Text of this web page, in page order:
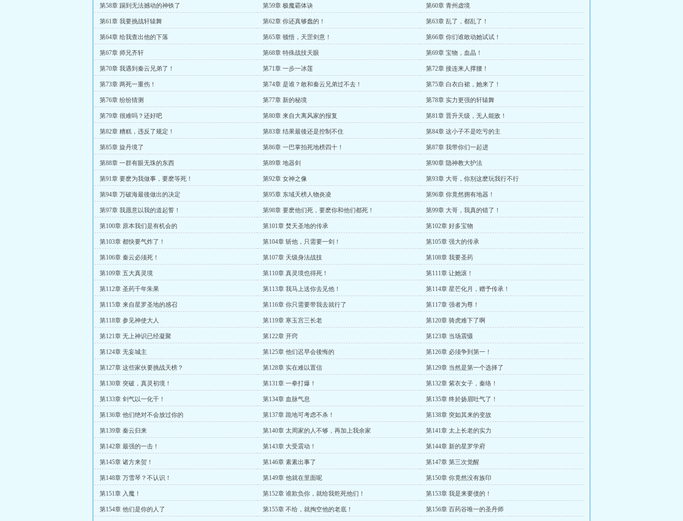
第58章 踢到无法撼动的神铁了 第59章 极魔霸体诀 第60章 青州虚境
第61章 我要挑战轩辕舞 第62章 你还真够蠢的！ 第63章 乱了，都乱了！
第64章 给我查出他的下落 第65章 顿悟，天罡剑意！ 第66章 你们谁敢动她试试！
第67章 师兄齐轩 第68章 特殊战技天眼 第69章 宝物，血晶！
第70章 我遇到秦云兄弟了！ 第71章 一步一冰莲 第72章 接连来人撑腰！
第73章 两死一重伤！ 第74章 是谁？敢和秦云兄弟过不去！ 第75章 白衣白裙，她来了！
第76章 纷纷猜测 第77章 新的秘境 第78章 实力更强的轩辕舞
第79章 很难吗？还好吧 第80章 来自大离风家的报复 第81章 晋升天级，无人能敌！
第82章 糟糕，违反了规定！ 第83章 结果最後还是控制不住 第84章 这小子不是吃亏的主
第85章 旋丹境了 第86章 一巴掌拍死地榜四十！ 第87章 我带你们一起进
第88章 一群有眼无珠的东西 第89章 地器剑 第90章 隐神教大护法
第91章 要麽为我做事，要麽等死！ 第92章 女神之像 第93章 大哥，你别这麽玩我行不行
第94章 万破海最後做出的决定 第95章 东域天榜人物炎凌 第96章 你竟然拥有地器！
第97章 我愿意以我的道起誓！ 第98章 要麽他们死，要麽你和他们都死！ 第99章 大哥，我真的错了！
第100章 原本我们是有机会的 第101章 焚天圣地的传承 第102章 好多宝物
第103章 都快要气炸了！ 第104章 斩他，只需要一剑！ 第105章 强大的传承
第106章 秦云必须死！ 第107章 天级身法战技 第108章 我要圣药
第109章 五大真灵境 第110章 真灵境也得死！ 第111章 让她滚！
第112章 圣药千年朱果 第113章 我马上送你去见他！ 第114章 星芒化月，赠予传承！
第115章 来自星罗圣地的感召 第116章 你只需要带我去就行了 第117章 强者为尊！
第118章 参见神使大人 第119章 寒玉宫三长老 第120章 骑虎难下了啊
第121章 无上神识已经凝聚 第122章 开窍 第123章 当场震慑
第124章 无妄城主 第125章 他们迟早会後悔的 第126章 必须争到第一！
第127章 这些家伙要挑战天榜？ 第128章 实在难以置信 第129章 当然是第一个选择了
第130章 突破，真灵初境！ 第131章 一拳打爆！ 第132章 紫衣女子，秦络！
第133章 剑气以一化千！ 第134章 血脉气息 第135章 终於扬眉吐气了！
第136章 他们绝对不会放过你的 第137章 跪地可考虑不杀！ 第138章 突如其来的变故
第139章 秦云归来 第140章 太周家的人不够，再加上我余家 第141章 太上长老的实力
第142章 最强的一击！ 第143章 大受震动！ 第144章 新的星罗学府
第145章 诸方来贺！ 第146章 素素出事了 第147章 第三次觉醒
第148章 万雪琴？不认识！ 第149章 他就在里面呢 第150章 你竟然没有族印
第151章 入魔！ 第152章 谁欺负你，就给我乾死他们！ 第153章 我是来要债的！
第154章 他们是你的人了 第155章 不给，就掏空他的老底！ 第156章 百药谷唯一的圣丹师